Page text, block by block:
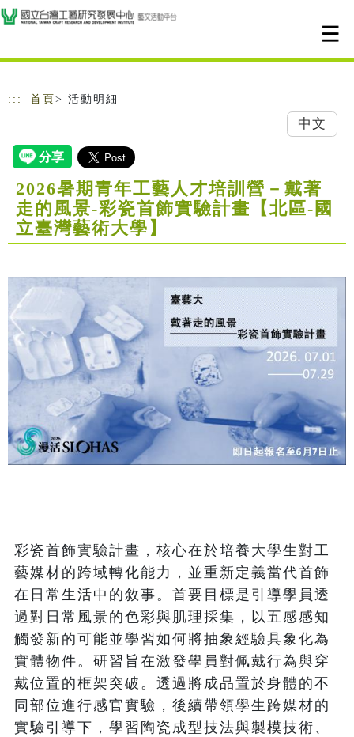
跳到主要內容
網站導覽
::: 首頁 > 活動明細
中文
2026暑期青年工藝人才培訓營－戴著
走的風景-彩瓷首飾實驗計畫【北區-國
立臺灣藝術大學】
彩瓷首飾實驗計畫，核心在於培養大學生對工
藝媒材的跨域轉化能力，並重新定義當代首飾
在日常生活中的敘事。首要目標是引導學員透
過對日常風景的色彩與肌理採集，以五感感知
觸發新的可能並學習如何將抽象經驗具象化為
實體物件。研習旨在激發學員對佩戴行為與穿
戴位置的框架突破。透過將成品置於身體的不
同部位進行感官實驗，後續帶領學生跨媒材的
實驗引導下，學習陶瓷成型技法與製模技術、